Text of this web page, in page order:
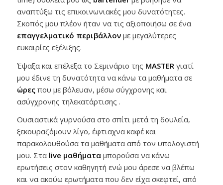
αναπτύξω τις επικοινωνιακές μου δυνατότητες.
Σκοπός μου πλέον ήταν να τις αξιοποιήσω σε ένα
επαγγελματικό περιβάλλονμε μεγαλύτερες
ευκαιρίες εξέλιξης.
Έψαξα και επέλεξα το Σεμινάριο της MASTER γιατί
μου έδινε τη δυνατότητα να κάνω τα μαθήματα σε
ώρεςπου με βόλευαν, μέσω σύγχρονης και
ασύγχρονης τηλεκατάρτισης .
Ουσιαστικά γυρνούσα στο σπίτι μετά τη δουλεία,
ξεκουραζόμουν λίγο, έφτιαχνα καφέ και
παρακολουθούσα τα μαθήματα από τον υπολογιστή
μου. Σταlive μαθήματαμπορούσα να κάνω
ερωτήσεις στον καθηγητή ενώ μου άρεσε να βλέπω
και να ακούω ερωτήματα που δεν είχα σκεφτεί, από